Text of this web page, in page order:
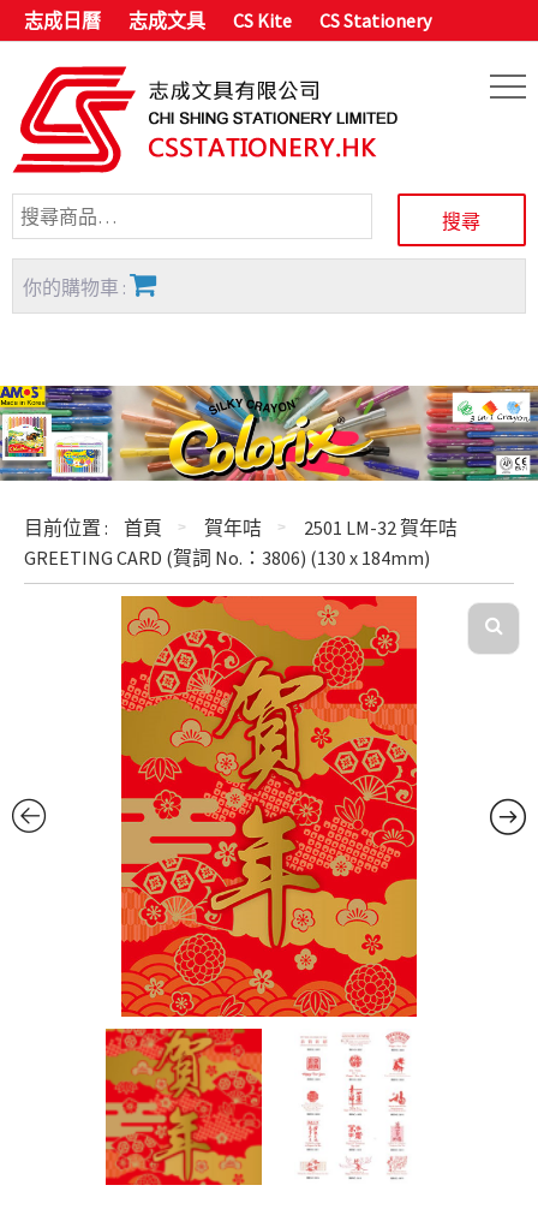
志成日曆 志成文具 CS Kite CS Stationery
你的購物車 :
目前位置 : 首頁 賀年咭
2501 LM-32 賀年咭
GREETING CARD (賀詞 No.：3806) (130 x 184mm)